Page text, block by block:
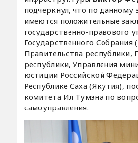
подчеркнул, что по данному
имеются положительные
государственно-правового
Государственного Собрания
Правительства республики,
республики, Управления
юстиции Российской
Республике Саха (Якутия),
комитета Ил Тумэна по
самоуправления.